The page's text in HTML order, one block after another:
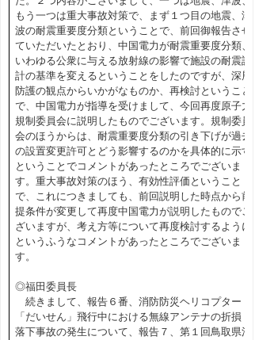
もう一つは重大事故対策で、まず１つ目の地震、津
波の耐震重要度分類ということで、前回御報告させ
ていただいたとおり、中国電力が耐震重要度分類、
いわゆる公衆に与える放射線の影響で施設の耐震設
計の基準を変えるということをしたのですが、深層
防護の観点からいかがなものか、再検討ということ
で、中国電力が指導を受けまして、今回再度原子力
規制委員会に説明したものでございます。規制委員
会のほうからは、耐震重要度分類の引き下げが過去
の設置変更許可とどう影響するのかを具体的に示す
ということでコメントがあったところでございま
す。重大事故対策のほう、有効性評価ということ
で、これにつきましても、前回説明した時点から前
提条件が変更して再度中国電力が説明したものでご
ざいますが、考え方等について再度検討するように
というふうなコメントがあったところでございま
す。
◎福田委員長
続きまして、報告６番、消防防災ヘリコプター
「だいせん」飛行中における無線アンテナの折損・
落下事故の発生について、報告７、第１回鳥取県消